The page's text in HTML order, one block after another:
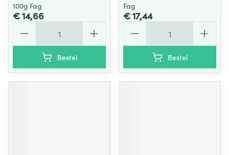
100g Fag
€ 14,66
Bestel
Fag
€ 17,44
Bestel